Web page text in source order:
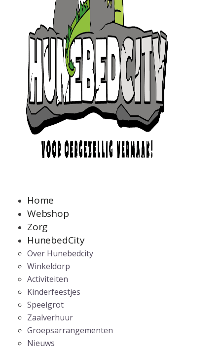
Home
Webshop
Zorg
HunebedCity
Over Hunebedcity
Winkeldorp
Activiteiten
Kinderfeestjes
Speelgrot
Zaalverhuur
Groepsarrangementen
Nieuws